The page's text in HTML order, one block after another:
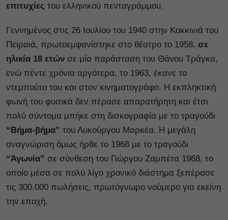
επιτυχίες του ελληνικού πενταγράμμου.
Γεννημένος στις 26 Ιουλίου του 1940 στην Κοκκινιά του
Πειραιά, πρωτοεμφανίστηκε στο θέατρο το 1958, σε
ηλικία 18 ετών σε μία παράσταση του Θάνου Τράγκα,
ενώ πέντε χρόνια αργότερα, το 1963, έκανε το
ντεμπούτο του και στον κινηματογράφο. Η εκπληκτική
φωνή του φυσικά δεν πέρασε απαρατήρητη και έτσι
πολύ σύντομα μπήκε στη δισκογραφία με το τραγούδι
“Βήμα-βήμα” του Λυκούργου Μαρκέα. Η μεγάλη
αναγνώριση όμως ήρθε το 1968 με το τραγούδι
“Άγωνία” σε σύνθεση του Γιώργου Ζαμπέτα 1968, το
οποίο μέσα σε πολύ λίγο χρονικό διάστημα ξεπέρασε
τις 300.000 πωλήσεις, πρωτόγνωρο νούμερο για εκείνη
την εποχή.